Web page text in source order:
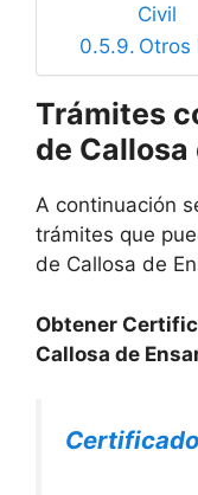
Civil
Otros
Trámites
de Callosa
A continuación
trámites que
de Callosa de
Obtener
Callosa de